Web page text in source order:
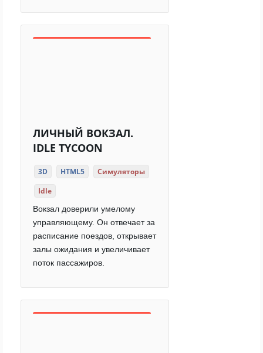
ЛИЧНЫЙ ВОКЗАЛ.
IDLE TYCOON
3D HTML5
Симуляторы
Idle
Вокзал доверили умелому
управляющему. Он отвечает за
расписание поездов, открывает
залы ожидания и увеличивает
поток пассажиров.